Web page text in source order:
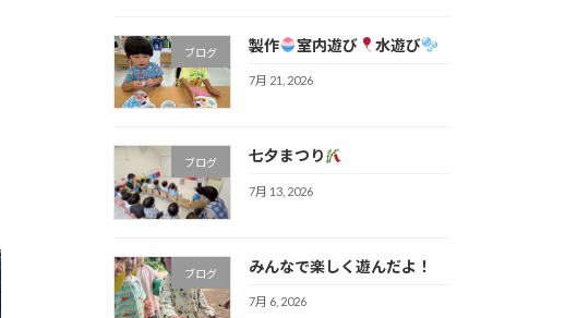
ブログ 製作 室内遊び 水遊び
7月 21, 2026
ブログ 七夕まつり
7月 13, 2026
ブログ みんなで楽しく遊んだよ！
7月 6, 2026